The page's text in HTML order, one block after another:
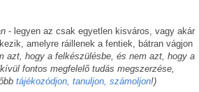
- legyen az csak egyetlen kisváros, vagy akár
amelyre ráillenek a fentiek, bátran vágjon
azt, hogy a felkészülésbe, és nem azt, hogy a
fontos megfelelő tudás megszerzése,
tájékozódjon, tanuljon, számoljon!)